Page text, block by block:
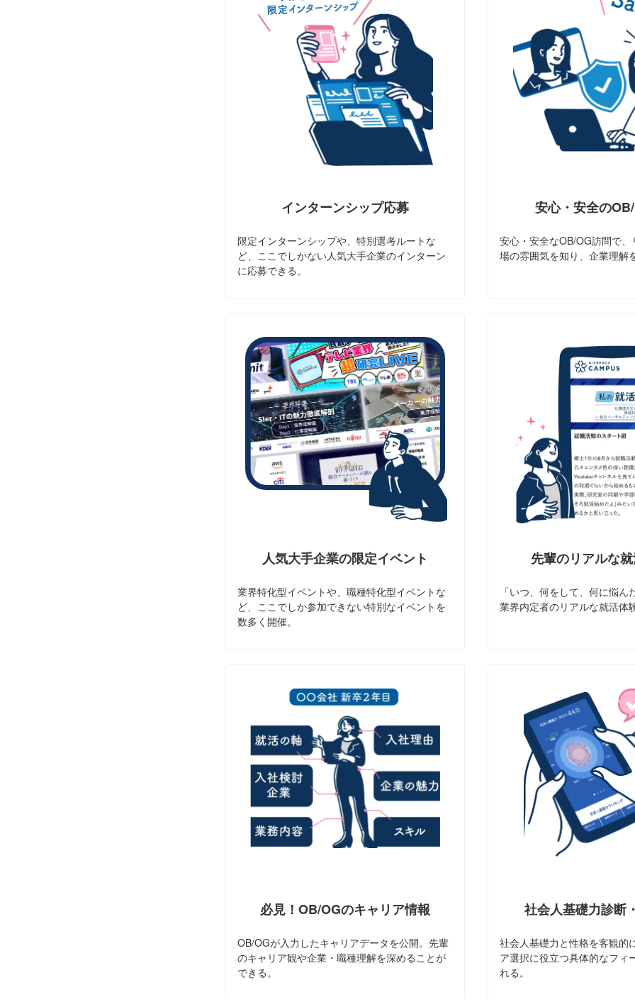
インターンシップ応募
限定インターンシップや、特別選考ルートな
ど、ここでしかない人気大手企業のインターン
に応募できる。
安心・安全の
安心・安全なOB/OG訪問で
場の雰囲気を知り、企業理解
人気大手企業の限定イベント
業界特化型イベントや、職種特化型イベントな
ど、ここでしか参加できない特別なイベントを
数多く開催。
先輩のリアルな
「いつ、何をして、何に悩ん
業界内定者のリアルな就活体
必見！OB/OGのキャリア情報
OB/OGが入力したキャリアデータを公開。先輩
のキャリア観や企業・職種理解を深めることが
できる。
社会人基礎力診断
社会人基礎力と性格を客観的
ア選択に役立つ具体的なフィ
れる。